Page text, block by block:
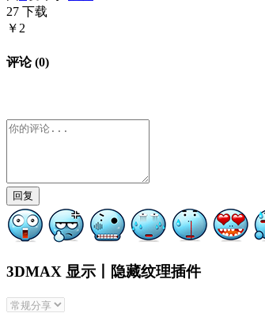
27 下载
￥2
评论 (0)
回复
3DMAX 显示丨隐藏纹理插件